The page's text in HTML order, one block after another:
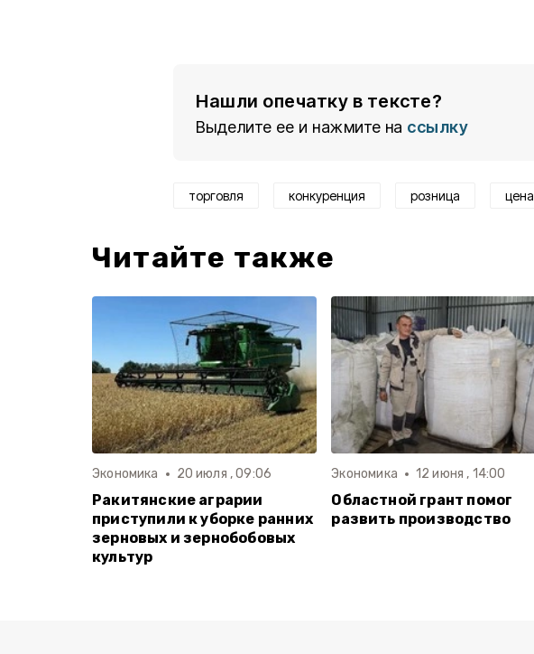
Нашли опечатку в тексте?
Выделите ее и нажмите на ссылку
торговля конкуренция розница цена
Читайте также
Экономика 20 июля , 09:06
Ракитянские аграрии
приступили к уборке ранних
зерновых и зернобобовых
культур
Экономика 12 июня , 14:00
Областной грант помог
развить производство